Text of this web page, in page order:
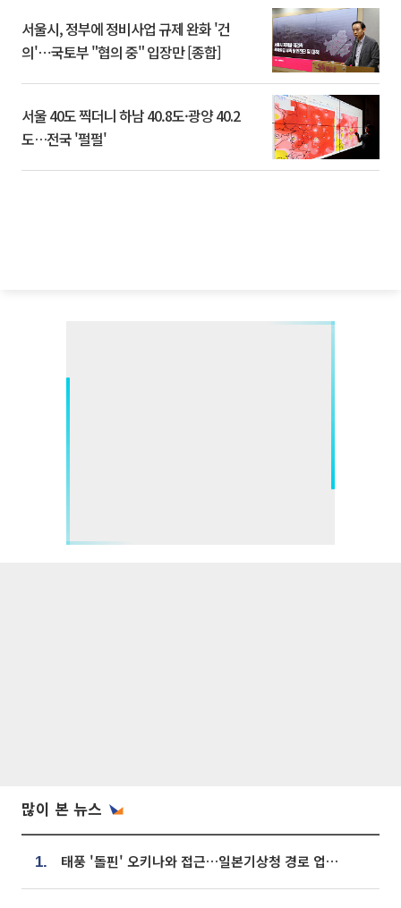
서울시, 정부에 정비사업 규제 완화 '건
의'⋯국토부 "협의 중" 입장만 [종합]
서울 40도 찍더니 하남 40.8도·광양 40.2
도…전국 '펄펄'
많이 본 뉴스
1. 태풍 '돌핀' 오키나와 접근…일본기상청 경로 업데이트